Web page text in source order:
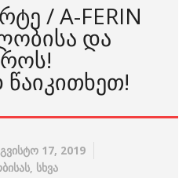
/ A-FERIN
ᲓᲐ
17, 2019
, სხვა